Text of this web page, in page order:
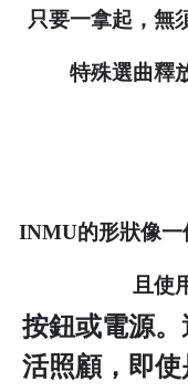
只要一拿起，無
特殊選曲釋
INMU的形狀像一
且使
按鈕或電源
活照顧，即